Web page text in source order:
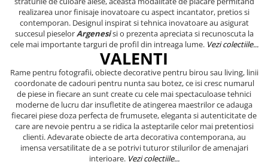
realizarea unor finisaje inovatoare cu aspect incantator, pretios si
contemporan. Designul inspirat si tehnica inovatoare au asigurat
succesul pieselorArgenesisi o prezenta apreciata si recunoscuta la
cele mai importante targuri de profil din intreaga lume. Vezi colectiile...
VALENTI
Rame pentru fotografii, obiecte decorative pentru birou sau living, linii
coordonate de cadouri pentru nunta sau botez, ce isi cresc numarul
de piese in fiecare an sunt create cu cele mai spectaculoase tehnici
moderne de lucru dar insufletite de atingerea maestrilor ce adauga
fiecarei piese doza perfecta de frumusete, eleganta si autenticitate de
care are nevoie pentru a se ridica la asteptarile celor mai pretentiosi
clienti. Adevarate obiecte de arta decorativa contemporana, au
imensa versatilitate de a se potrivi tuturor stilurilor de amenajari
interioare. Vezi colectiile...